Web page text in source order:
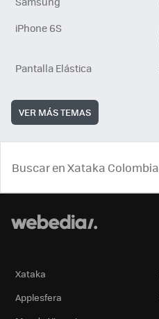
iPhone 6S
Pantalla Elástica
VER MÁS TEMAS
Xataka
Applesfera